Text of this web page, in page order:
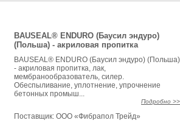
BAUSEAL® ENDURO (Баусил эндуро)
(Польша) - акриловая пропитка
BAUSEAL® ENDURO (Баусил эндуро) (Польша)
- акриловая пропитка, лак,
мембранообразователь, силер.
Обеспыливание, уплотнение, упрочнение
бетонных промыш...
Подробно >>
Поставщик: ООО «Фибрапол Трейд»